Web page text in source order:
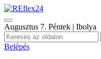
Augusztus 7. Péntek | Ibolya
Belépés